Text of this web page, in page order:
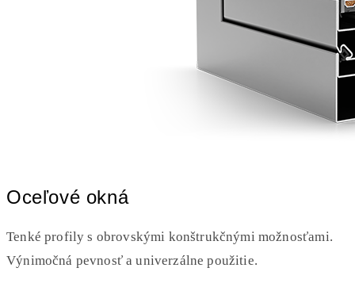
Oceľové okná
Tenké profily s obrovskými konštrukčnými možnosťami.
Výnimočná pevnosť a univerzálne použitie.